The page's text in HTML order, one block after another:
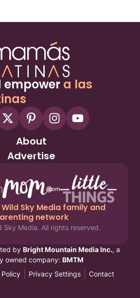
empower a las
About
Advertise
Sky Media family and
network
Sky Media. All rights reserved.
by Bright Mountain Media Inc., a
owned company: BMTM
Privacy Settings Contact